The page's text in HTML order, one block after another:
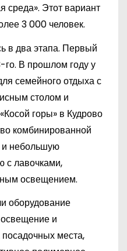
среда». Этот вариант
3 000 человек.
в два этапа. Первый
В прошлом году у
семейного отдыха с
столом и
горы» в Кудрово
комбинированной
и небольшую
с лавочками,
освещением.
оборудование
освещение и
места,